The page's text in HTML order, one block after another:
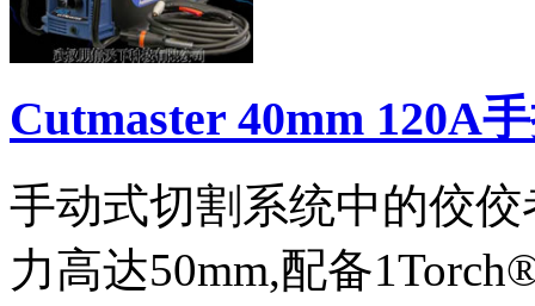
Cutmaster 40mm 120A
手动式切割系统中的佼
力高达50mm,配备